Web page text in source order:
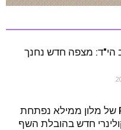
הי"ד: מצפה חדש נחנך
מסעדת ה-RoofTop של מלון ממילא נפתחת
חדש בהובלת השף